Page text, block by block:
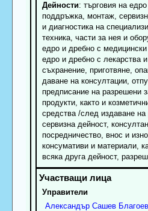
Дейности: търговия на
поддръжка, монтаж,
и диагностика на
техника, части за нея и
едро и дребно с
едро и дребно с лекарства
съхранение, приготвяне,
даване на консултации,
предписание на разрешени
продукти, както и
средства /след издаване на
сервизна дейност,
посредничество, внос и
консумативи и материали,
всяка друга дейност,
Управители
Александър Сашев Благоев